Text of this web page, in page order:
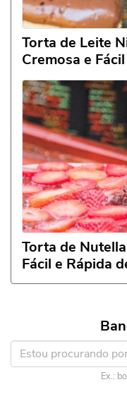
Torta de Leite
Cremosa e
Torta de
Fácil e Rápida
Ex.: